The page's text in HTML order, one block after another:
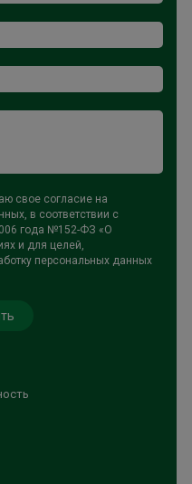
свое согласие на
в соответствии с
года №152-ФЗ «О
и для целей,
персональных данных